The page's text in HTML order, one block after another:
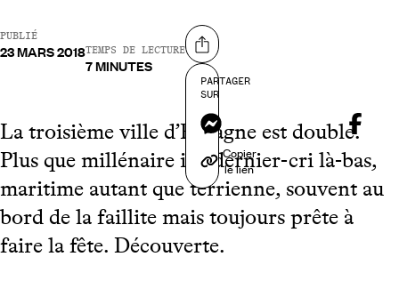
PUBLIÉ
23 MARS 2018TEMPS DE LECTURE
7 MINUTES
Partager sur
PARTAGER
SUR
Messenger
Copier
le lien
La troisième ville d’Espagne est double.
Plus que millénaire ici, dernier-cri là-bas,
maritime autant que terrienne, souvent au
bord de la faillite mais toujours prête à
faire la fête. Découverte.